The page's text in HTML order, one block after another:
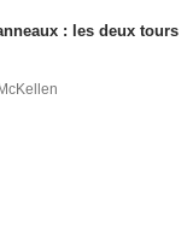
: les deux tours